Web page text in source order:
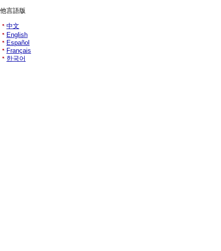
他言語版
中文
English
Español
Français
한국어